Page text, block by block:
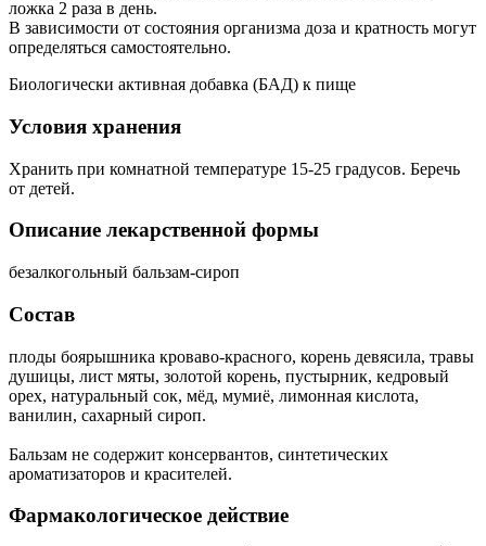
ложка 2 раза в день.
В зависимости от состояния организма доза и кратность могут
определяться самостоятельно.
Биологически активная добавка (БАД) к пище
Условия хранения
Хранить при комнатной температуре 15-25 градусов. Беречь
от детей.
Описание лекарственной формы
безалкогольный бальзам-сироп
Состав
плоды боярышника кроваво-красного, корень девясила, травы
душицы, лист мяты, золотой корень, пустырник, кедровый
орех, натуральный сок, мёд, мумиё, лимонная кислота,
ванилин, сахарный сироп.
Бальзам не содержит консервантов, синтетических
ароматизаторов и красителей.
Фармакологическое действие